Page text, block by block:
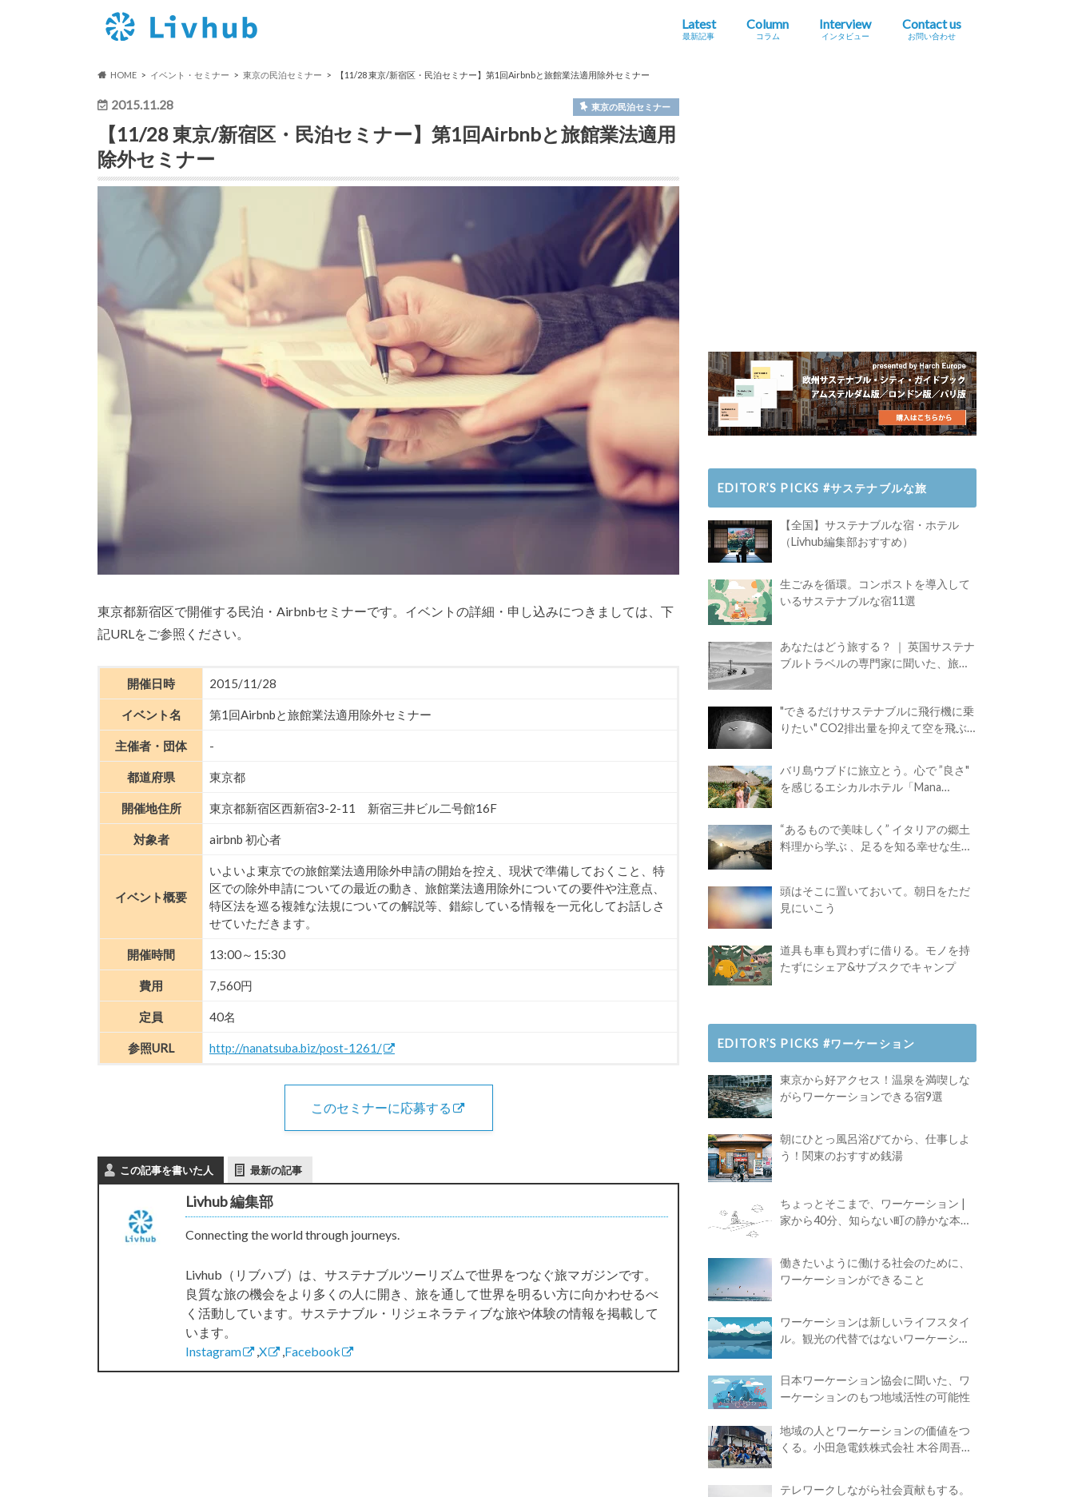
Latest
最新記事
Column
コラム
Interview
インタビュー
Contact us
お問い合わせ
HOME イベント・セミナー 東京の民泊セミナー 【11/28 東京/新宿区・民泊セミナー】第1回Airbnbと旅館業法適用除外セミナー
2015.11.28 東京の民泊セミナー
【11/28 東京/新宿区・民泊セミナー】第1回Airbnbと旅館業法適用
除外セミナー
東京都新宿区で開催する民泊・Airbnbセミナーです。イベントの詳細・申し込みにつきましては、下
記URLをご参照ください。
開催日時 2015/11/28
イベント名 第1回Airbnbと旅館業法適用除外セミナー
主催者・団体 -
都道府県 東京都
開催地住所 東京都新宿区西新宿3-2-11 新宿三井ビル二号館16F
対象者 airbnb 初心者
イベント概要
いよいよ東京での旅館業法適用除外申請の開始を控え、現状で準備しておくこと、特
区での除外申請についての最近の動き、旅館業法適用除外についての要件や注意点、
特区法を巡る複雑な法規についての解説等、錯綜している情報を一元化してお話しさ
せていただきます。
開催時間 13:00～15:30
費用 7,560円
定員 40名
参照URL http://nanatsuba.biz/post-1261/
このセミナーに応募する
この記事を書いた人 最新の記事
Livhub 編集部
Connecting the world through journeys.
Livhub（リブハブ）は、サステナブルツーリズムで世界をつなぐ旅マガジンです。
良質な旅の機会をより多くの人に開き、旅を通して世界を明るい方に向かわせるべ
く活動しています。サステナブル・リジェネラティブな旅や体験の情報を掲載して
います。
Instagram
X Facebook
EDITOR’S PICKS #サステナブルな旅
【全国】サステナブルな宿・ホテル
（Livhub編集部おすすめ）
生ごみを循環。コンポストを導入して
いるサステナブルな宿11選
あなたはどう旅する？ ｜ 英国サステナ
ブルトラベルの専門家に聞いた、旅の
"できるだけサステナブルに飛行機に乗
りたい" CO2排出量を抑えて空を飛ぶ
バリ島ウブドに旅立とう。心で ”良さ"
を感じるエシカルホテル「Mana
“あるもので美味しく” イタリアの郷土
料理から学ぶ 、足るを知る幸せな生き
頭はそこに置いておいて。朝日をただ
見にいこう
道具も車も買わずに借りる。モノを持
たずにシェア&サブスクでキャンプ
EDITOR’S PICKS #ワーケーション
東京から好アクセス！温泉を満喫しな
がらワーケーションできる宿9選
朝にひとっ風呂浴びてから、仕事しよ
う！関東のおすすめ銭湯
ちょっとそこまで、ワーケーション |
家から40分、知らない町の静かな本屋
働きたいように働ける社会のために、
ワーケーションができること
ワーケーションは新しいライフスタイ
ル。観光の代替ではないワーケーショ
日本ワーケーション協会に聞いた、ワ
ーケーションのもつ地域活性の可能性
地域の人とワーケーションの価値をつ
くる。小田急電鉄株式会社 木谷周吾さ
テレワークしながら社会貢献もする。